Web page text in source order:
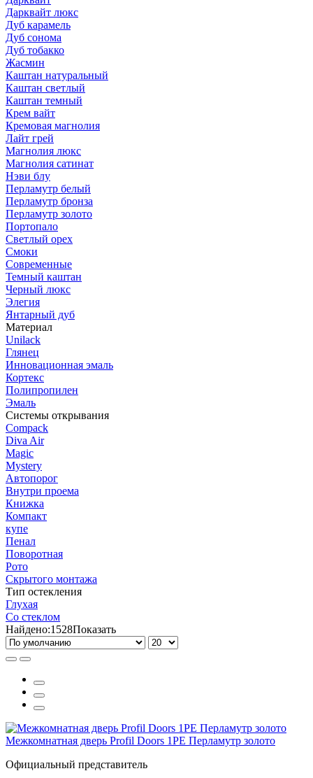
Дарквайт люкс
Дуб карамель
Дуб сонома
Дуб тобакко
Жасмин
Каштан натуральный
Каштан светлый
Каштан темный
Крем вайт
Кремовая магнолия
Лайт грей
Магнолия люкс
Магнолия сатинат
Нэви блу
Перламутр белый
Перламутр бронза
Перламутр золото
Портопало
Светлый орех
Смоки
Современные
Темный каштан
Черный люкс
Элегия
Янтарный дуб
Материал
Unilack
Глянец
Инновационная эмаль
Кортекс
Полипропилен
Эмаль
Системы открывания
Compack
Diva Air
Magic
Mystery
Автопорог
Внутри проема
Книжка
Компакт
купе
Пенал
Поворотная
Рото
Скрытого монтажа
Тип остекления
Глухая
Со стеклом
Найдено:1528Показать
Межкомнатная дверь Profil Doors 1РЕ Перламутр золото
Официальный представитель